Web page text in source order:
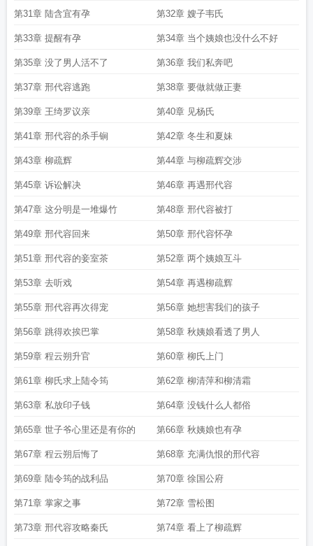
第31章 陆含宜有孕 第32章 嫂子韦氏
第33章 提醒有孕 第34章 当个姨娘也没什么不好
第35章 没了男人活不了 第36章 我们私奔吧
第37章 邢代容逃跑 第38章 要做就做正妻
第39章 王绮罗议亲 第40章 见杨氏
第41章 邢代容的杀手锏 第42章 冬生和夏妹
第43章 柳疏辉 第44章 与柳疏辉交涉
第45章 诉讼解决 第46章 再遇邢代容
第47章 这分明是一堆爆竹 第48章 邢代容被打
第49章 邢代容回来 第50章 邢代容怀孕
第51章 邢代容的妾室茶 第52章 两个姨娘互斗
第53章 去听戏 第54章 再遇柳疏辉
第55章 邢代容再次得宠 第56章 她想害我们的孩子
第56章 跳得欢挨巴掌 第58章 秋姨娘看透了男人
第59章 程云朔升官 第60章 柳氏上门
第61章 柳氏求上陆令筠 第62章 柳清萍和柳清霜
第63章 私放印子钱 第64章 没钱什么人都俗
第65章 世子爷心里还是有你的 第66章 秋姨娘也有孕
第67章 程云朔后悔了 第68章 充满仇恨的邢代容
第69章 陆令筠的战利品 第70章 徐国公府
第71章 掌家之事 第72章 雪松图
第73章 邢代容攻略秦氏 第74章 看上了柳疏辉